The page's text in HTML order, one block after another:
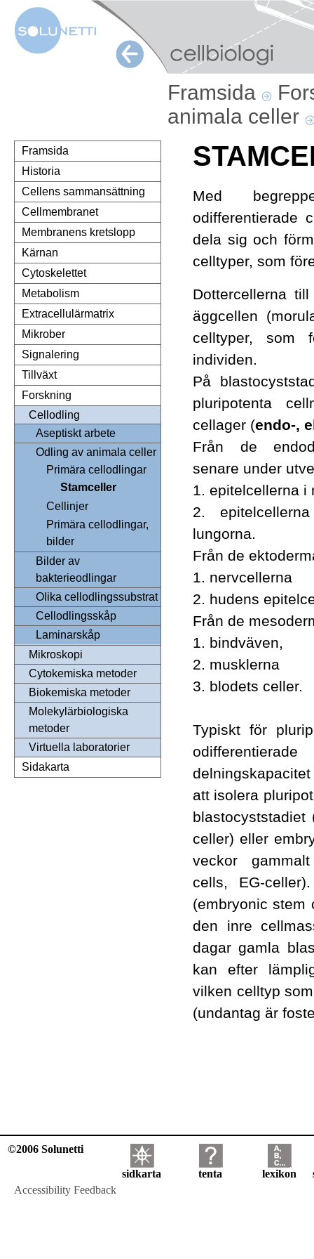
Framsida
animala celler
Framsida
Historia
Cellens sammansättning
Cellmembranet
Membranens kretslopp
Kärnan
Cytoskelettet
Metabolism
Extracellulärmatrix
Mikrober
Signalering
Tillväxt
Forskning
Cellodling
Aseptiskt arbete
Odling av animala celler
Primära cellodlingar
Stamceller
Cellinjer
Primära cellodlingar,
bilder
Bilder av
bakterieodlingar
Olika cellodlingssubstrat
Cellodlingsskåp
Laminarskåp
Mikroskopi
Cytokemiska metoder
Biokemiska metoder
Molekylärbiologiska
metoder
Virtuella laboratorier
Sidakarta
Med
odifferentierade
dela sig och
celltyper, som
Dottercellerna
äggcellen
celltyper, som
individen.
På
pluripotenta
cellager (endo-,
Från de
senare under
1. epitelcellerna i
2.
lungorna.
Från de
1. nervcellerna
2. hudens
Från de
1. bindväven,
2. musklerna
3. blodets celler.
Typiskt för
att isolera
celler) eller
veckor
cells, EG-
(embryonic stem
den inre
dagar gamla
kan efter
vilken celltyp
(undantag är
©2006 Solunetti
sidkarta tenta lexikon
Accessibility Feedback